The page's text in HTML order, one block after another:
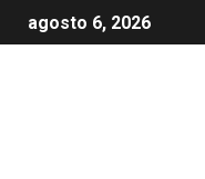
agosto 6, 2026